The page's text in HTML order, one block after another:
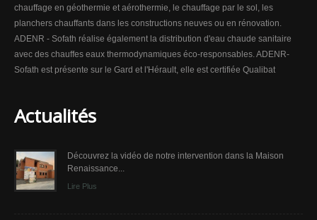
chauffage en géothermie et aérothermie, le chauffage par le sol, les
planchers chauffants dans les constructions neuves ou en rénovation.
ADENR - Sofath réalise également la distribution d'eau chaude sanitaire
avec des chauffes eaux thermodynamiques éco-responsables. ADENR-
Sofath est présente sur le Gard et l'Hérault, elle est certifiée Qualibat
Actualités
Découvrez la vidéo de notre intervention dans la Maison
Renaissance...
Lire Plus